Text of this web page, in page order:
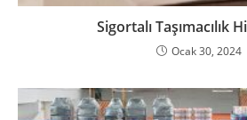
Sigortalı Taşımacılık
Ocak 30, 2024